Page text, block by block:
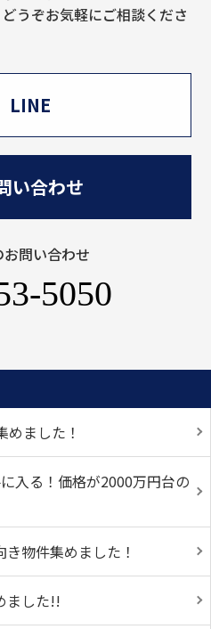
うぞお気軽にご相談くださ
LINE
い合わせ
問い合わせ
5050
ました！
入る！価格が2000万円台の
物件集めました！
ました!!